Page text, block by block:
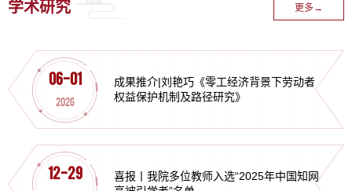
学术研究 更多→
06-01
2026
成果推介|刘艳巧《零工经济背景下劳动者
权益保护机制及路径研究》
12-29
喜报丨我院多位教师入选“2025年中国知网